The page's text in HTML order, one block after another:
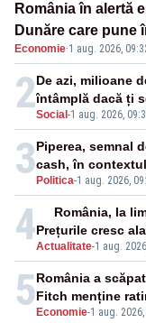
România în alertă
Dunăre care pune
cunoscută de pe
Economie·1 aug. 2026,
2Social -1 aug. 2026,
De azi, milioane
întâmplă dacă ți
3 Politica-1 aug. 2026,
Piperea, semnal
cash, în
4Actualitate-1 aug.
România, la
Prețurile cresc
5 Economie-1 aug.
România a
Fitch menține